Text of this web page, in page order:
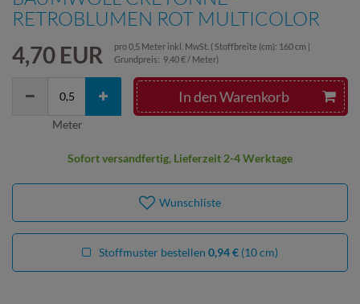
RETROBLUMEN ROT MULTICOLOR
4,70 EUR pro0,5 Meter inkl. MwSt. ( Stoffbreite (cm): 160 cm |
Grundpreis: 9,40 € / Meter)
In den Warenkorb
Meter
Sofort versandfertig, Lieferzeit 2-4 Werktage
Wunschliste
Stoffmuster bestellen 0,94 € (10 cm)